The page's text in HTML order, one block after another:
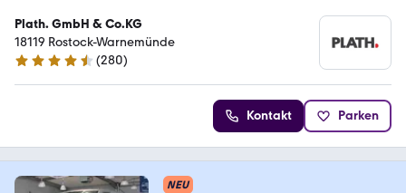
Plath. GmbH & Co.KG
18119 Rostock-Warnemünde
4.7 Sterne
(280)
Kontakt Parken
NEU